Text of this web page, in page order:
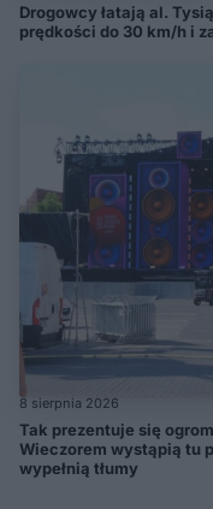
Drogowcy łatają al.
prędkości do 30 km/h i
8 sierpnia 2026
Tak prezentuje się
Wieczorem wystąpią tu
wypełnią tłumy